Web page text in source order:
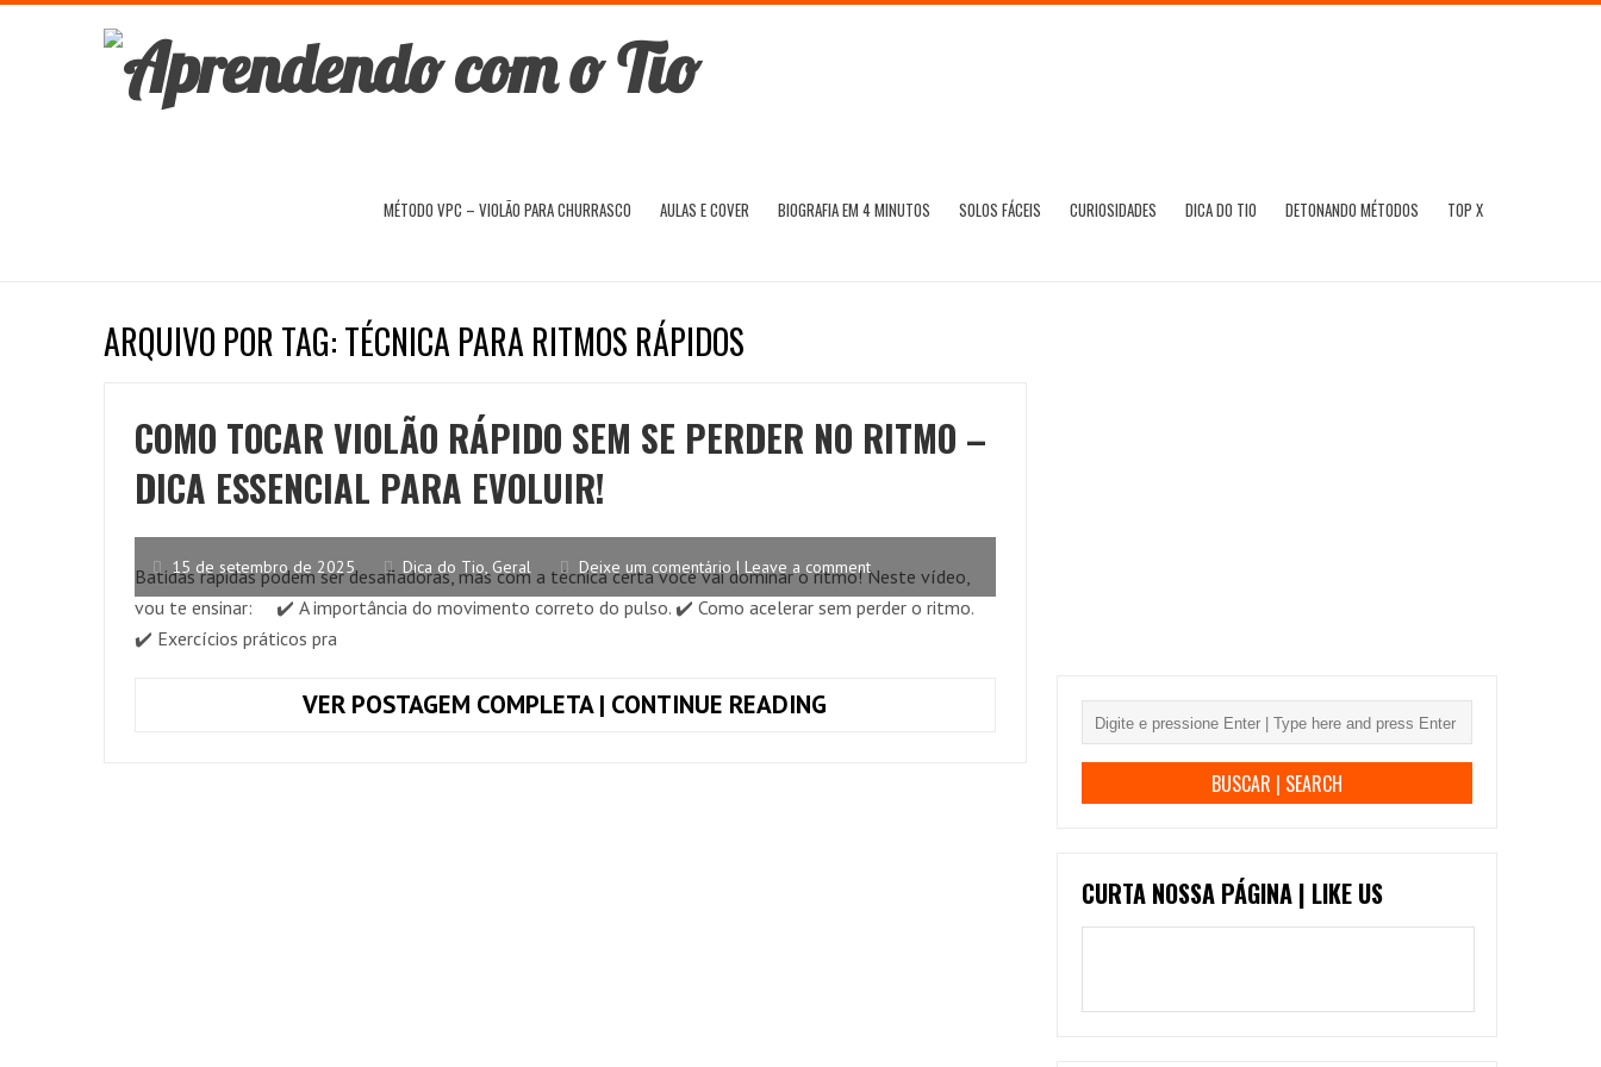
MÉTODO VPC – VIOLÃO PARA CHURRASCO AULAS E COVER BIOGRAFIA EM 4 MINUTOS SOLOS FÁCEIS CURIOSIDADES DICA DO TIO DETONANDO MÉTODOS TOP X
ARQUIVO POR TAG: TÉCNICA PARA RITMOS RÁPIDOS
COMO TOCAR VIOLÃO RÁPIDO SEM SE PERDER NO RITMO –
DICA ESSENCIAL PARA EVOLUIR!
15 de setembro de 2025 Dica do Tio, Geral Deixe um comentário | Leave a comment
Batidas rápidas podem ser desafiadoras, mas com a técnica certa você vai dominar o ritmo! Neste vídeo,
vou te ensinar: ⠀ ✔️ A importância do movimento correto do pulso. ✔️ Como acelerar sem perder o ritmo.
✔️ Exercícios práticos pra
VER POSTAGEM COMPLETA | CONTINUE READING
CURTA NOSSA PÁGINA | LIKE US